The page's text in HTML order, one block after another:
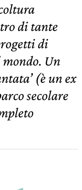
di tante
di
mondo. Un
(è un ex
secolare